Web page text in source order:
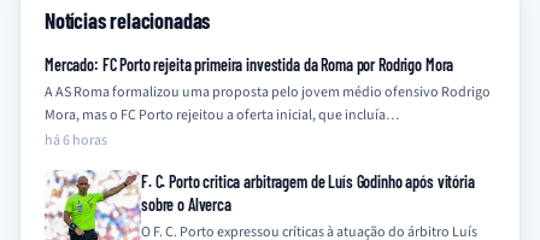
Notícias relacionadas
Mercado: FC Porto rejeita primeira investida da Roma por Rodrigo Mora
A AS Roma formalizou uma proposta pelo jovem médio ofensivo Rodrigo
Mora, mas o FC Porto rejeitou a oferta inicial, que incluía…
há 6 horas
F. C. Porto critica arbitragem de Luís Godinho após vitória
sobre o Alverca
O F. C. Porto expressou críticas à atuação do árbitro Luís